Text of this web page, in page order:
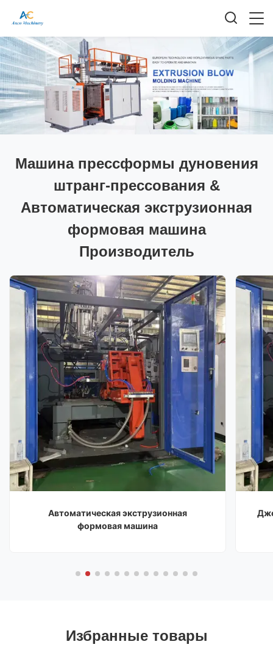
Машина прессформы дуновения
штранг-прессования &
Автоматическая экструзионная
формовая машина
Производитель
Автоматическая экструзионная
формовая машина
Избранные товары